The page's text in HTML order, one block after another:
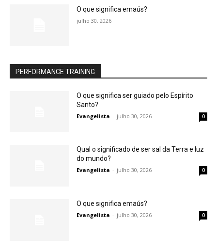
O que significa emaús?
julho 30, 2026
PERFORMANCE TRAINING
O que significa ser guiado pelo Espírito
Santo?
Evangelista - julho 30, 2026 0
Qual o significado de ser sal da Terra e luz
do mundo?
Evangelista - julho 30, 2026 0
O que significa emaús?
Evangelista - julho 30, 2026 0